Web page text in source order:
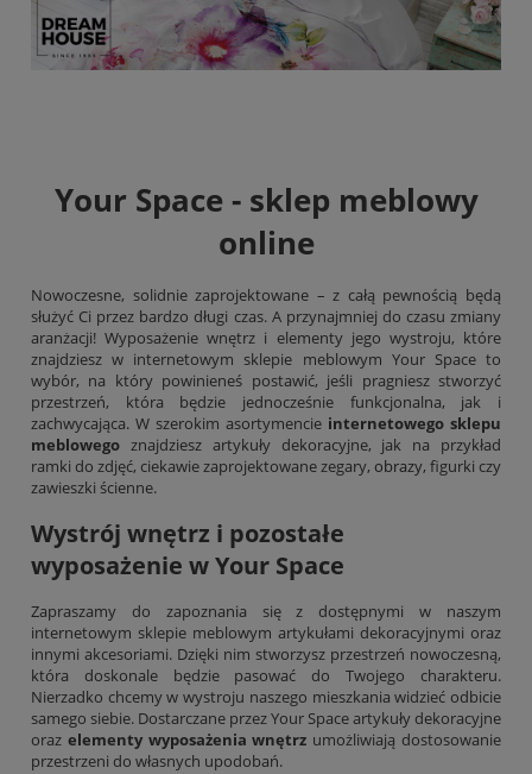
Your Space - sklep meblowy
online
Nowoczesne, solidnie zaprojektowane – z całą pewnością będą
służyć Ci przez bardzo długi czas. A przynajmniej do czasu zmiany
aranżacji! Wyposażenie wnętrz i elementy jego wystroju, które
znajdziesz w internetowym sklepie meblowym Your Space to
wybór, na który powinieneś postawić, jeśli pragniesz stworzyć
przestrzeń, która będzie jednocześnie funkcjonalna, jak i
zachwycająca. W szerokim asortymencie internetowego sklepu
meblowego znajdziesz artykuły dekoracyjne, jak na przykład
ramki do zdjęć, ciekawie zaprojektowane zegary, obrazy, figurki czy
zawieszki ścienne.
Wystrój wnętrz i pozostałe
wyposażenie w Your Space
Zapraszamy do zapoznania się z dostępnymi w naszym
internetowym sklepie meblowym artykułami dekoracyjnymi oraz
innymi akcesoriami. Dzięki nim stworzysz przestrzeń nowoczesną,
która doskonale będzie pasować do Twojego charakteru.
Nierzadko chcemy w wystroju naszego mieszkania widzieć odbicie
samego siebie. Dostarczane przez Your Space artykuły dekoracyjne
oraz elementy wyposażenia wnętrz umożliwiają dostosowanie
przestrzeni do własnych upodobań.